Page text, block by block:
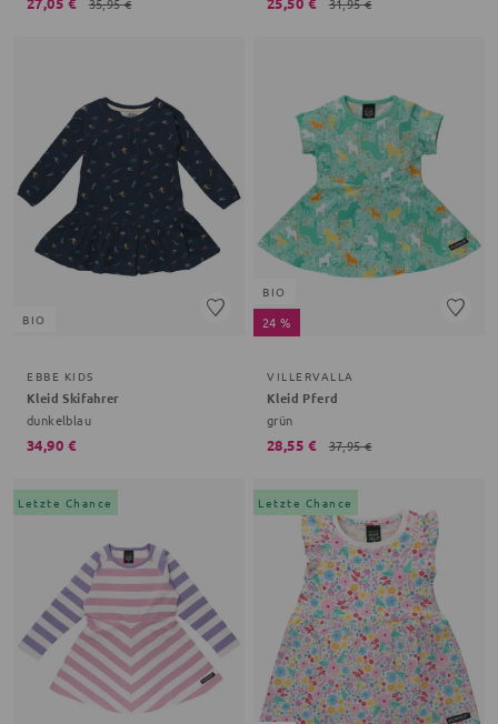
BIO
EBBE KIDS
Kleid Skifahrer
dunkelblau
34,90 €
BIO
24 %
VILLERVALLA
Kleid Pferd
grün
28,55 € 37,95 €
Letzte Chance Letzte Chance